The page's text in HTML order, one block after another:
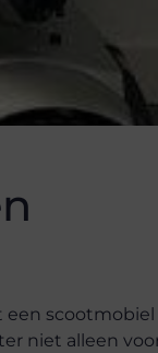
scootmobiel
niet alleen